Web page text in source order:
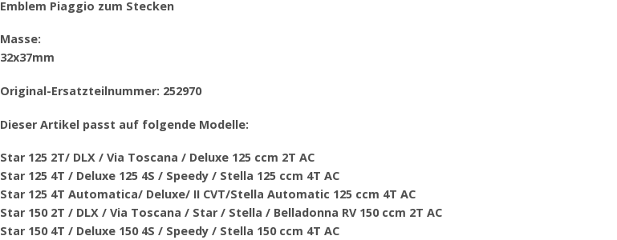
Emblem Piaggio zum Stecken
Masse:
32x37mm
Original-Ersatzteilnummer: 252970
Dieser Artikel passt auf folgende Modelle:
Star 125 2T/ DLX / Via Toscana / Deluxe 125 ccm 2T AC
Star 125 4T / Deluxe 125 4S / Speedy / Stella 125 ccm 4T AC
Star 125 4T Automatica/ Deluxe/ II CVT/Stella Automatic 125 ccm 4T AC
Star 150 2T / DLX / Via Toscana / Star / Stella / Belladonna RV 150 ccm 2T AC
Star 150 4T / Deluxe 150 4S / Speedy / Stella 150 ccm 4T AC